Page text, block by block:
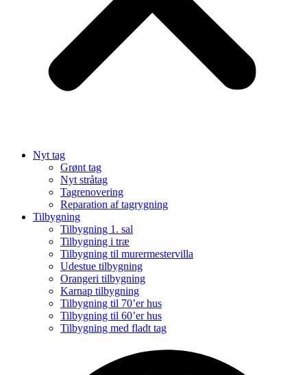
Nyt tag
Grønt tag
Nyt stråtag
Tagrenovering
Reparation af tagrygning
Tilbygning
Tilbygning 1. sal
Tilbygning i træ
Tilbygning til murermestervilla
Udestue tilbygning
Orangeri tilbygning
Karnap tilbygning
Tilbygning til 70’er hus
Tilbygning til 60’er hus
Tilbygning med fladt tag